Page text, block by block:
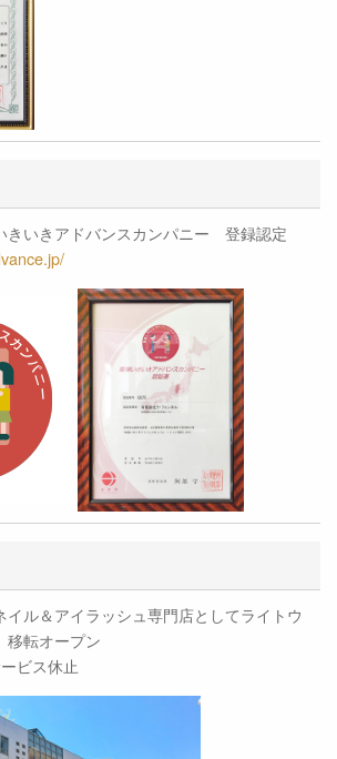
いきアドバンスカンパニー 登録認定
ル＆アイラッシュ専門店としてライトウ
転オープン
ビス休止